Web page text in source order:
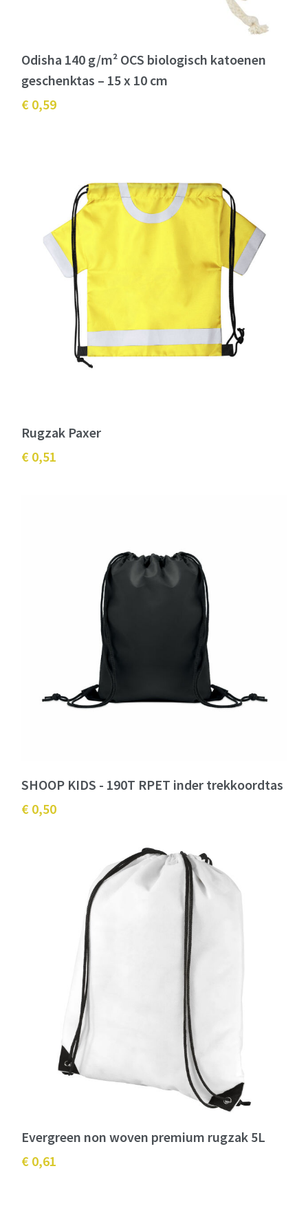
Odisha 140 g/m² OCS biologisch katoenen
geschenktas – 15 x 10 cm
€ 0,59
Rugzak Paxer
€ 0,51
SHOOP KIDS - 190T RPET inder trekkoordtas
€ 0,50
Evergreen non woven premium rugzak 5L
€ 0,61